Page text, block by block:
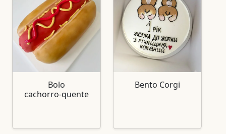
Bolo
cachorro‑quente
Bento Corgi